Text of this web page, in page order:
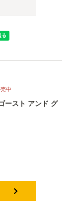
中
スト アンド グ